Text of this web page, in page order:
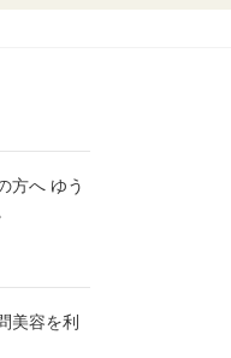
方へ ゆう
美容を利